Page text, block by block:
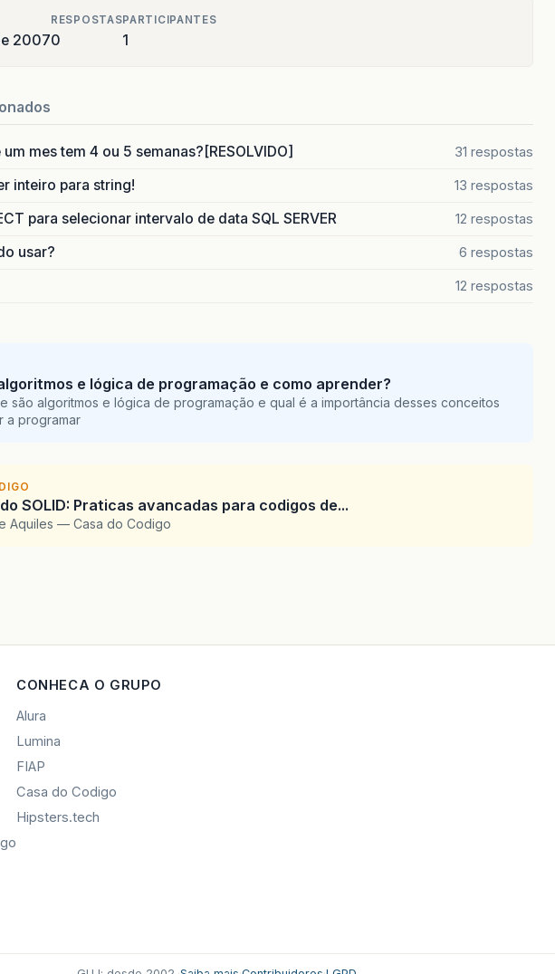
2007
RESPOSTAS
0
PARTICIPANTES
1
mes tem 4 ou 5 semanas?[RESOLVIDO] 31 respostas
inteiro para string! 13 respostas
para selecionar intervalo de data SQL SERVER 12 respostas
usar? 6 respostas
12 respostas
e lógica de programação e como aprender?
são algoritmos e lógica de programação e qual é a importância desses conceitos
a programar
SOLID: Praticas avancadas para codigos de...
Aquiles — Casa do Codigo
CONHECA O GRUPO
Alura
Lumina
FIAP
Casa do Codigo
Hipsters.tech